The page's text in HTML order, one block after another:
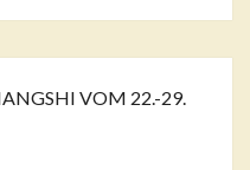
VOM 22.-29.